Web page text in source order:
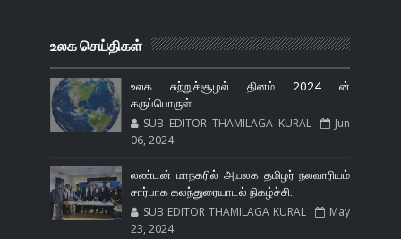
உலக செய்திகள்
உலக சுற்றுச்சூழல் தினம் 2024 ன்
கருப்பொருள்.
SUB EDITOR THAMILAGA KURAL
Jun
06, 2024
லண்டன் மாநகரில் அயலக தமிழர் நலவாரியம்
சார்பாக கலந்துரையாடல் நிகழ்ச்சி.
SUB EDITOR THAMILAGA KURAL
May
23, 2024